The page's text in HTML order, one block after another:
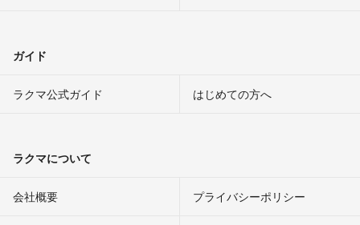
ガイド
ラクマ公式ガイド はじめての方へ
ラクマについて
会社概要 プライバシーポリシー